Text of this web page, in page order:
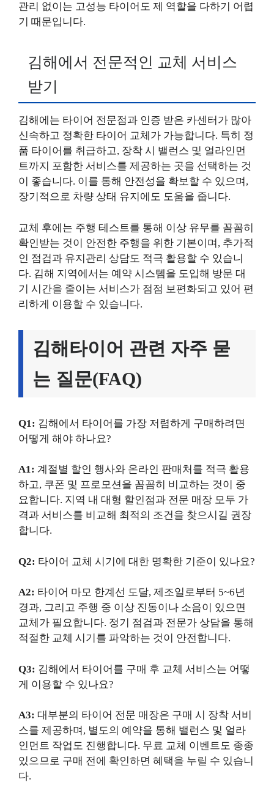
관리 없이는 고성능 타이어도 제 역할을 다하기 어렵
기 때문입니다.
김해에서 전문적인 교체 서비스
받기
김해에는 타이어 전문점과 인증 받은 카센터가 많아
신속하고 정확한 타이어 교체가 가능합니다. 특히 정
품 타이어를 취급하고, 장착 시 밸런스 및 얼라인먼
트까지 포함한 서비스를 제공하는 곳을 선택하는 것
이 좋습니다. 이를 통해 안전성을 확보할 수 있으며,
장기적으로 차량 상태 유지에도 도움을 줍니다.
교체 후에는 주행 테스트를 통해 이상 유무를 꼼꼼히
확인받는 것이 안전한 주행을 위한 기본이며, 추가적
인 점검과 유지관리 상담도 적극 활용할 수 있습니
다. 김해 지역에서는 예약 시스템을 도입해 방문 대
기 시간을 줄이는 서비스가 점점 보편화되고 있어 편
리하게 이용할 수 있습니다.
김해타이어 관련 자주 묻
는 질문(FAQ)
Q1: 김해에서 타이어를 가장 저렴하게 구매하려면
어떻게 해야 하나요?
A1: 계절별 할인 행사와 온라인 판매처를 적극 활용
하고, 쿠폰 및 프로모션을 꼼꼼히 비교하는 것이 중
요합니다. 지역 내 대형 할인점과 전문 매장 모두 가
격과 서비스를 비교해 최적의 조건을 찾으시길 권장
합니다.
Q2: 타이어 교체 시기에 대한 명확한 기준이 있나요?
A2: 타이어 마모 한계선 도달, 제조일로부터 5~6년
경과, 그리고 주행 중 이상 진동이나 소음이 있으면
교체가 필요합니다. 정기 점검과 전문가 상담을 통해
적절한 교체 시기를 파악하는 것이 안전합니다.
Q3: 김해에서 타이어를 구매 후 교체 서비스는 어떻
게 이용할 수 있나요?
A3: 대부분의 타이어 전문 매장은 구매 시 장착 서비
스를 제공하며, 별도의 예약을 통해 밸런스 및 얼라
인먼트 작업도 진행합니다. 무료 교체 이벤트도 종종
있으므로 구매 전에 확인하면 혜택을 누릴 수 있습니
다.